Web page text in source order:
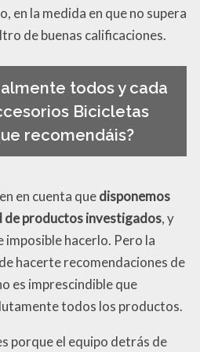
en la medida en que no supera
de buenas calificaciones.
todos y cada
Bicicletas
recomendáis?
en cuenta quedisponemos
de productos investigados, y
hacerlo. Pero la
hacerte recomendaciones de
es imprescindible que
todos los productos.
porque el equipo detrás de